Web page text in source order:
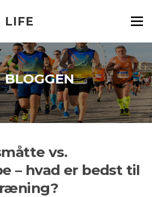
LIFE Menu
BLOGGEN
vs.
– hvad er bedst til